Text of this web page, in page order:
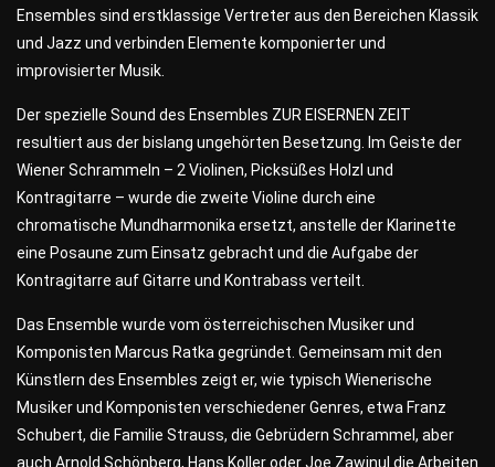
Ensembles sind erstklassige Vertreter aus den Bereichen Klassik
und Jazz und verbinden Elemente komponierter und
improvisierter Musik.
Der spezielle Sound des Ensembles ZUR EISERNEN ZEIT
resultiert aus der bislang ungehörten Besetzung. Im Geiste der
Wiener Schrammeln – 2 Violinen, Picksüßes Holzl und
Kontragitarre – wurde die zweite Violine durch eine
chromatische Mundharmonika ersetzt, anstelle der Klarinette
eine Posaune zum Einsatz gebracht und die Aufgabe der
Kontragitarre auf Gitarre und Kontrabass verteilt.
Das Ensemble wurde vom österreichischen Musiker und
Komponisten Marcus Ratka gegründet. Gemeinsam mit den
Künstlern des Ensembles zeigt er, wie typisch Wienerische
Musiker und Komponisten verschiedener Genres, etwa Franz
Schubert, die Familie Strauss, die Gebrüdern Schrammel, aber
auch Arnold Schönberg, Hans Koller oder Joe Zawinul die Arbeiten